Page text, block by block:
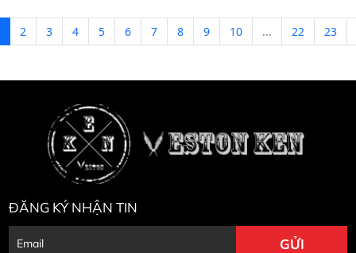
2 3 4 5 6 7 8 9 10 ... 22 23
ĐĂNG KÝ NHẬN TIN